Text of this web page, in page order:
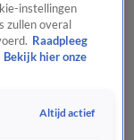
instellingen
zullen overal
Raadpleeg
Bekijk hier onze
Altijd actief